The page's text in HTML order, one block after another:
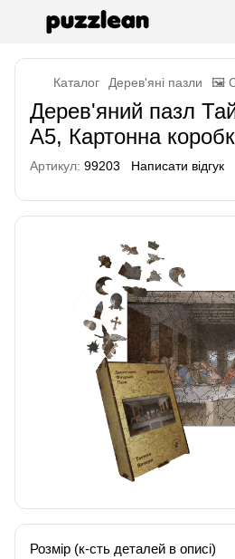
Каталог Дерев'яні пазли 🖼️
Дерев'яний пазл
А5, Картонна
Артикул: 99203 Написати відгук
Розмір (к-сть деталей в описі)